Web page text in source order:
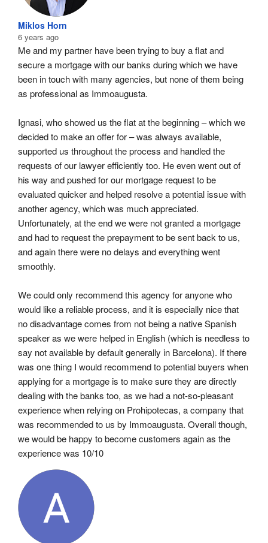
Miklos Horn
6 years ago
Me and my partner have been trying to buy a flat and
secure a mortgage with our banks during which we have
been in touch with many agencies, but none of them being
as professional as Immoaugusta.
Ignasi, who showed us the flat at the beginning – which we
decided to make an offer for – was always available,
supported us throughout the process and handled the
requests of our lawyer efficiently too. He even went out of
his way and pushed for our mortgage request to be
evaluated quicker and helped resolve a potential issue with
another agency, which was much appreciated.
Unfortunately, at the end we were not granted a mortgage
and had to request the prepayment to be sent back to us,
and again there were no delays and everything went
smoothly.
We could only recommend this agency for anyone who
would like a reliable process, and it is especially nice that
no disadvantage comes from not being a native Spanish
speaker as we were helped in English (which is needless to
say not available by default generally in Barcelona). If there
was one thing I would recommend to potential buyers when
applying for a mortgage is to make sure they are directly
dealing with the banks too, as we had a not-so-pleasant
experience when relying on Prohipotecas, a company that
was recommended to us by Immoaugusta. Overall though,
we would be happy to become customers again as the
experience was 10/10